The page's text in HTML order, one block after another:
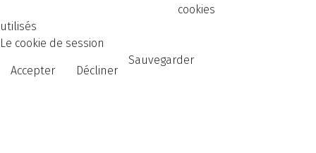
cookies
utilisés
Le cookie de session
Accepter Décliner
Sauvegarder